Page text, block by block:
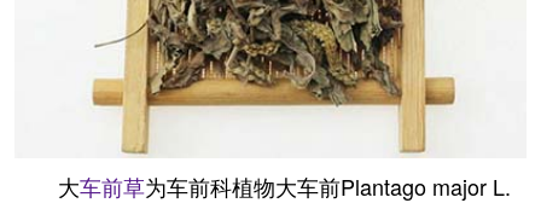
大车前草为车前科植物大车前Plantago major L.